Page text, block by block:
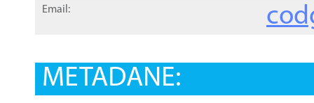
Email:
METADANE: